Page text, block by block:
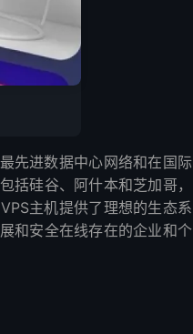
先进数据中心网络和在国际
括硅谷、阿什本和芝加哥，
主机提供了理想的生态系
和安全在线存在的企业和个